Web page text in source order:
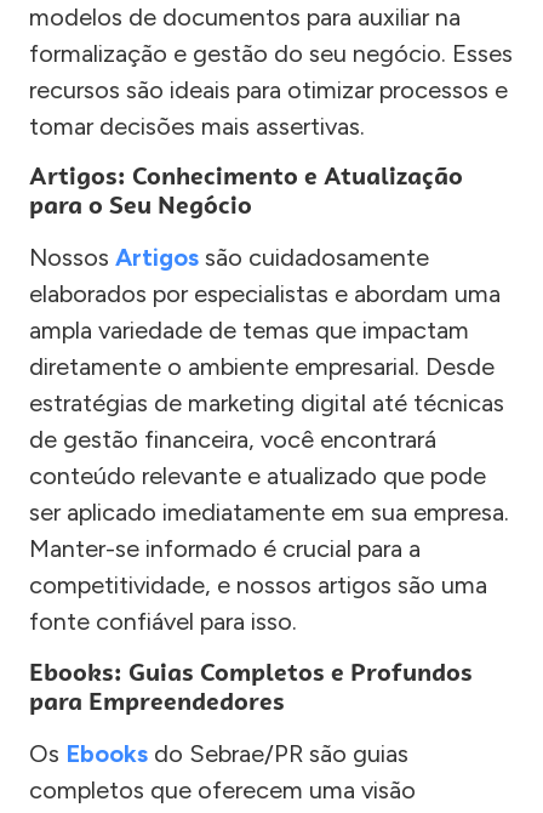
modelos de documentos para auxiliar na
formalização e gestão do seu negócio. Esses
recursos são ideais para otimizar processos e
tomar decisões mais assertivas.
Artigos: Conhecimento e Atualização
para o Seu Negócio
Nossos Artigos são cuidadosamente
elaborados por especialistas e abordam uma
ampla variedade de temas que impactam
diretamente o ambiente empresarial. Desde
estratégias de marketing digital até técnicas
de gestão financeira, você encontrará
conteúdo relevante e atualizado que pode
ser aplicado imediatamente em sua empresa.
Manter-se informado é crucial para a
competitividade, e nossos artigos são uma
fonte confiável para isso.
Ebooks: Guias Completos e Profundos
para Empreendedores
Os Ebooks do Sebrae/PR são guias
completos que oferecem uma visão